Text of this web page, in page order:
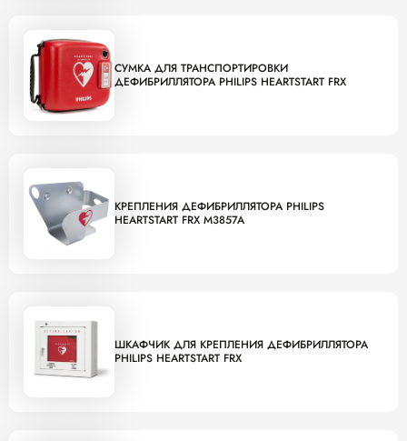
СУМКА ДЛЯ ТРАНСПОРТИРОВКИ
ДЕФИБРИЛЛЯТОРА PHILIPS HEARTSTART FRX
КРЕПЛЕНИЯ ДЕФИБРИЛЛЯТОРА PHILIPS
HEARTSTART FRX M3857A
ШКАФЧИК ДЛЯ КРЕПЛЕНИЯ ДЕФИБРИЛЛЯТОРА
PHILIPS HEARTSTART FRX